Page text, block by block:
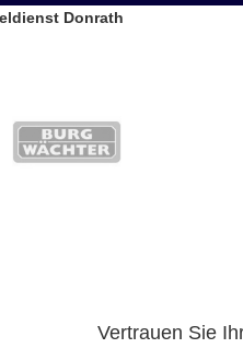
Donrath
Vertrauen Sie